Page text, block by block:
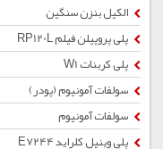
الکیل بنزن سنگین
پلی پروپیلن فیلم RP120L
پلی کربنات W1
سولفات آمونیوم (پودر)
سولفات آمونیوم
پلی وینیل کلراید E7244